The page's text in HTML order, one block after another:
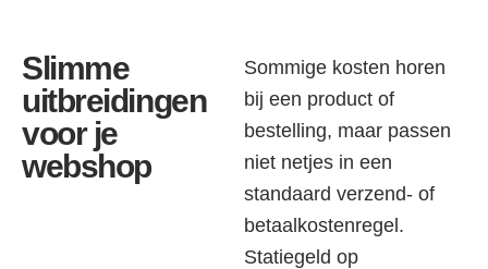
Slimme
uitbreidingen
voor je
webshop
Sommige kosten horen
bij een product of
bestelling, maar passen
niet netjes in een
standaard verzend- of
betaalkostenregel.
Statiegeld op